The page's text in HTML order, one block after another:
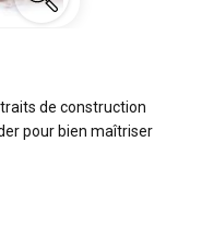
de construction
pour bien maîtriser